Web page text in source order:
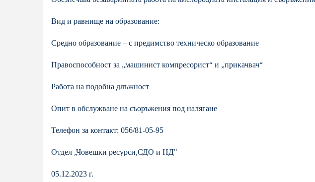
Вид и равнище на образование:
Средно образование – с предимство техническо образование
Правоспособност за „машинист компресорист“ и „прикачвач“
Работа на подобна длъжност
Опит в обслужване на съоръжения под налягане
Телефон за контакт: 056/81-05-95
Отдел „Човешки ресурси,СДО и НД"
05.12.2023 г.